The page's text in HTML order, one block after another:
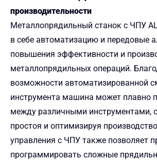
производительности
Металлопрядильный станок с ЧПУ
в себе автоматизацию и передовые
повышения эффективности и
металлопрядильных операций.
возможности автоматизированной
инструмента машина может плавно
между различными инструментами,
простоя и оптимизируя
управления с ЧПУ также позволяет
программировать сложные